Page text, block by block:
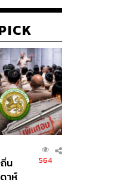
น
าห์
564